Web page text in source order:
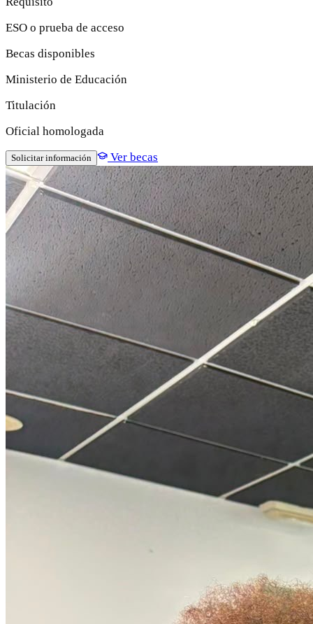
ESO o prueba de acceso
Becas disponibles
Ministerio de Educación
Titulación
Oficial homologada
Solicitar información Ver becas